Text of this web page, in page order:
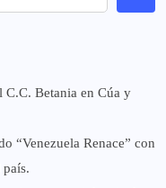
C.C. Betania en Cúa y
“Venezuela Renace” con